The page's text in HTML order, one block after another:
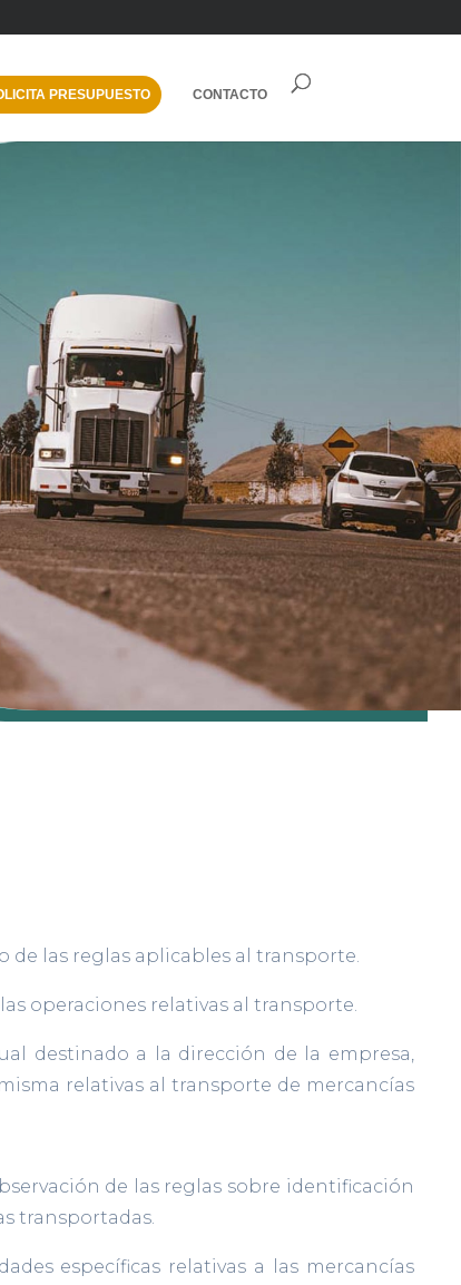
PRESUPUESTO CONTACTO
de las reglas aplicables al transporte.
operaciones relativas al transporte.
destinado a la dirección de la empresa,
relativas al transporte de mercancías
de las reglas sobre identificación
transportadas.
específicas relativas a las mercancías